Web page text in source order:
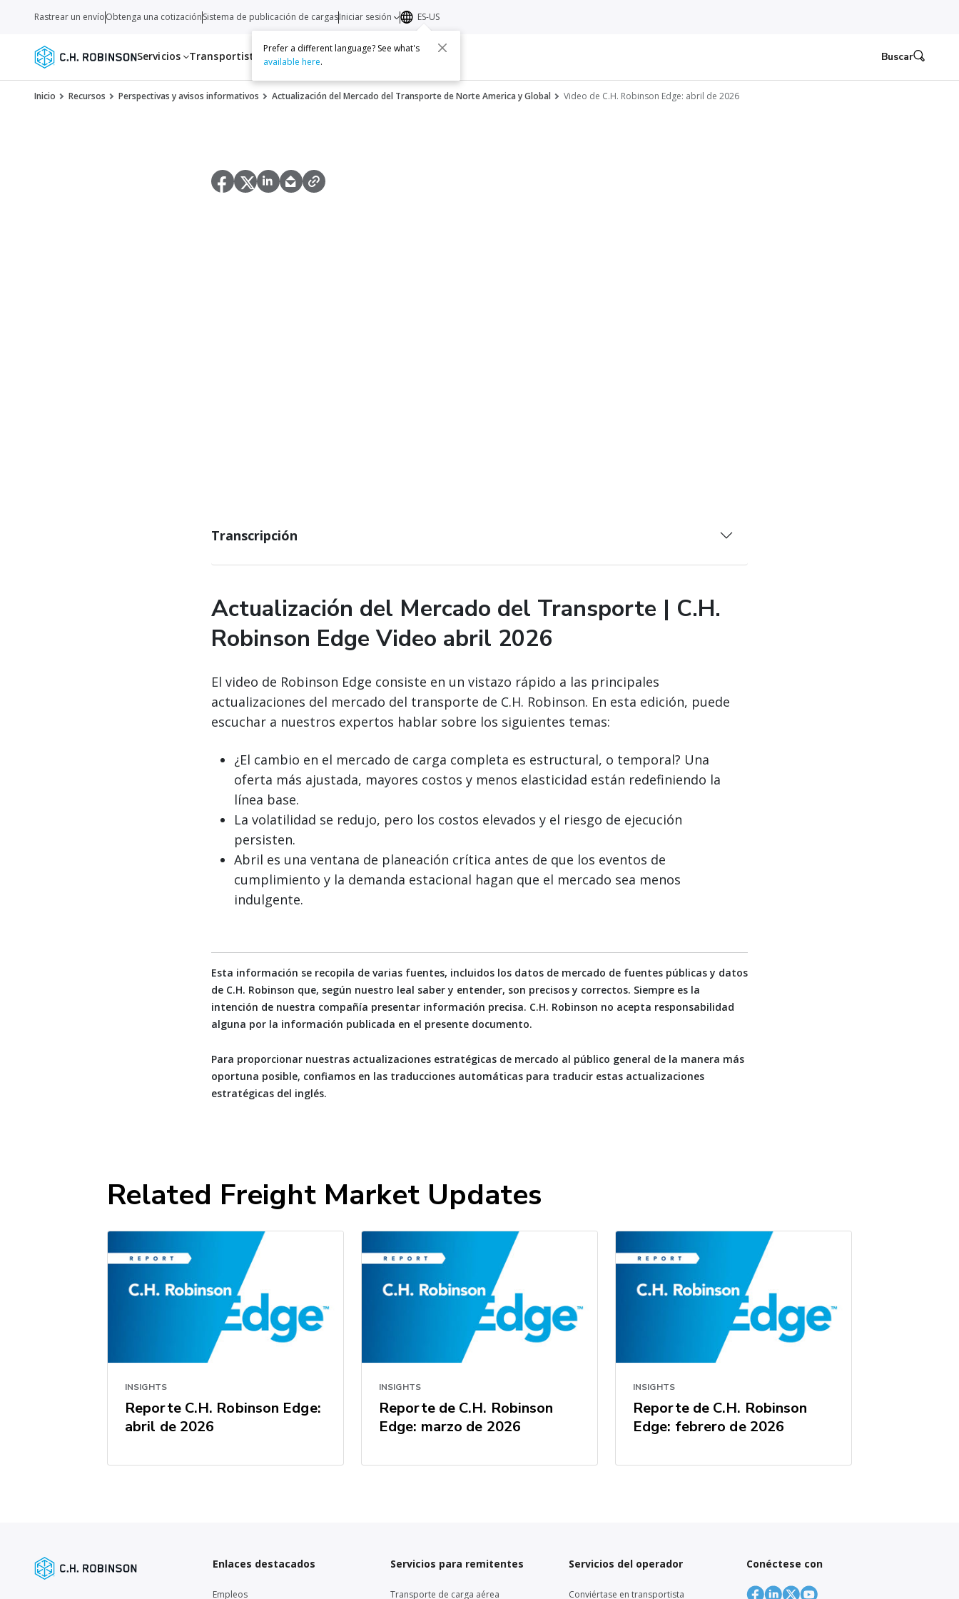
Servicios Transportistas Recursos Acerca de Contacto
Rastrear un envíoObtenga una cotizaciónSistema de publicación de cargasIniciar sesión ES-US
Prefer a different language? See what's
available here. Buscar
Inicio Recursos Perspectivas y avisos informativos Actualización del Mercado del Transporte de Norte America y Global Video de C.H. Robinson Edge: abril de 2026
Transcripción
Actualización del Mercado del Transporte | C.H.
Robinson Edge Video abril 2026
El video de Robinson Edge consiste en un vistazo rápido a las principales
actualizaciones del mercado del transporte de C.H. Robinson. En esta edición, puede
escuchar a nuestros expertos hablar sobre los siguientes temas:
¿El cambio en el mercado de carga completa es estructural, o temporal? Una
oferta más ajustada, mayores costos y menos elasticidad están redefiniendo la
línea base.
La volatilidad se redujo, pero los costos elevados y el riesgo de ejecución
persisten.
Abril es una ventana de planeación crítica antes de que los eventos de
cumplimiento y la demanda estacional hagan que el mercado sea menos
indulgente.
Esta información se recopila de varias fuentes, incluidos los datos de mercado de fuentes públicas y datos
de C.H. Robinson que, según nuestro leal saber y entender, son precisos y correctos. Siempre es la
intención de nuestra compañía presentar información precisa. C.H. Robinson no acepta responsabilidad
alguna por la información publicada en el presente documento.
Para proporcionar nuestras actualizaciones estratégicas de mercado al público general de la manera más
oportuna posible, confiamos en las traducciones automáticas para traducir estas actualizaciones
estratégicas del inglés.
Related Freight Market Updates
INSIGHTS
Reporte C.H. Robinson Edge:
abril de 2026
INSIGHTS
Reporte de C.H. Robinson
Edge: marzo de 2026
INSIGHTS
Reporte de C.H. Robinson
Edge: febrero de 2026
Enlaces destacados
Empleos
Servicios para remitentes
Transporte de carga aérea
Servicios del operador
Conviértase en transportista
Conéctese con